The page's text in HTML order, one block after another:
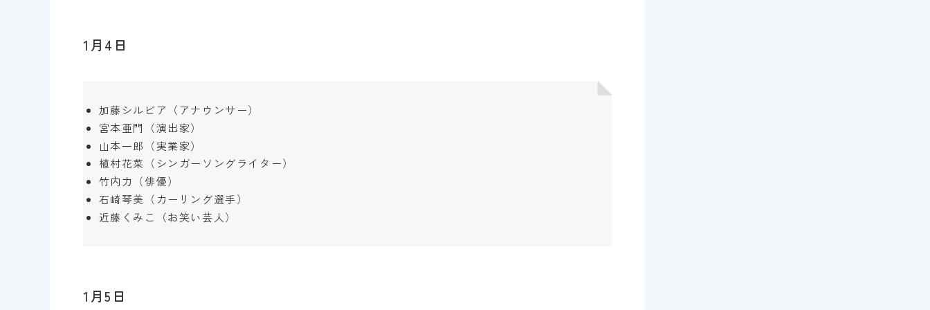
1月4日
加藤シルビア（アナウンサー）
宮本亜門（演出家）
山本一郎（実業家）
植村花菜（シンガーソングライター）
竹内力（俳優）
石崎琴美（カーリング選手）
近藤くみこ（お笑い芸人）
1月5日